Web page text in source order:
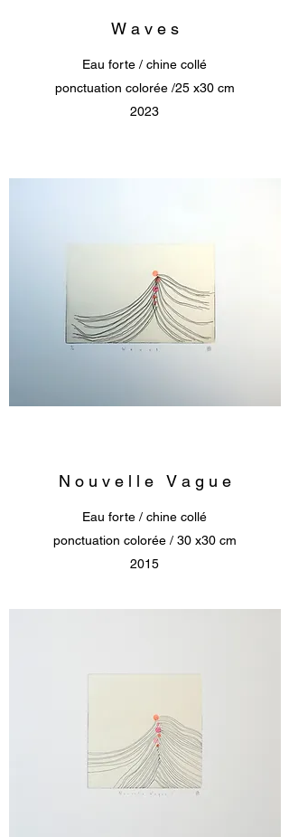
W a v e s
Eau forte / chine collé
ponctuation colorée /25 x30 cm
2023
N o u v e l l e V a g u e
Eau forte / chine collé
ponctuation colorée / 30 x30 cm
2015